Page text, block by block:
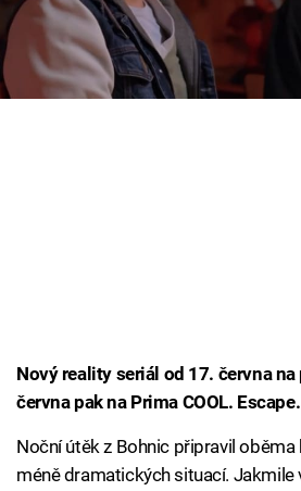
Cool Esport
Pořady
Nový reality seriál od 17. června na
června pak na Prima COOL.
Noční útěk z Bohnic připravil oběma
méně dramatických situací. Jakmile